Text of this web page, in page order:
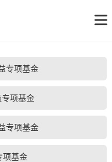
专项基金
项基金
专项基金
项基金